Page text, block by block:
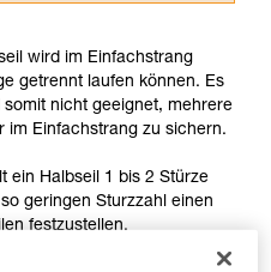
Sie diesen zu Rate
müssen Sie zuerst die in
enthaltenen
Techniken setzt eine
und ein spezielles
Sie zusammen mit
wird im Einfachstrang
getrennt laufen können. Es
nicht geeignet, mehrere
im Einfachstrang zu sichern.
ein Halbseil 1 bis 2 Stürze
geringen Sturzzahl einen
festzustellen.